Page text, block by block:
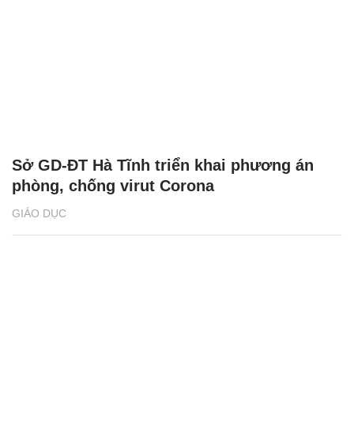
GIÁO DỤC
Sở GD-ĐT Hà Tĩnh triển khai phương án
phòng, chống virut Corona